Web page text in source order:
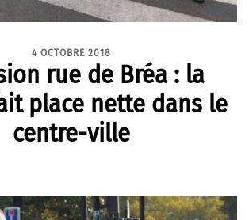
4 OCTOBRE 2018
rue de Bréa : la
place nette dans le
centre-ville